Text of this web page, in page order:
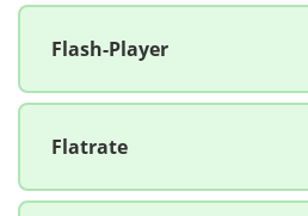
Flash-Player
Flatrate